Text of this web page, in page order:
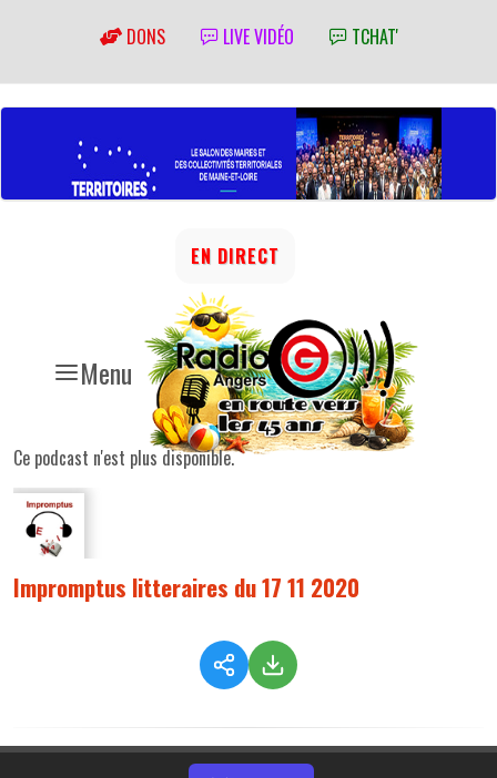
DONS LIVE VIDÉO TCHAT'
Menu
EN DIRECT
Ce podcast n'est plus disponible.
Impromptus litteraires du 17 11 2020